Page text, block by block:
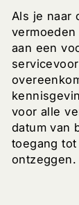
Als je naar
aan een
voor alle
datum van
toegang
ontzeggen.